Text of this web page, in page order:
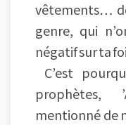
vêtements…
genre, qui
négatif sur ta
C’est
prophètes,
mentionné de